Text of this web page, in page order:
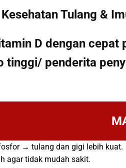
Tulang &
D dengan
tinggi/ penderita
→ tulang dan gigi lebih kuat.
agar tidak mudah sakit.